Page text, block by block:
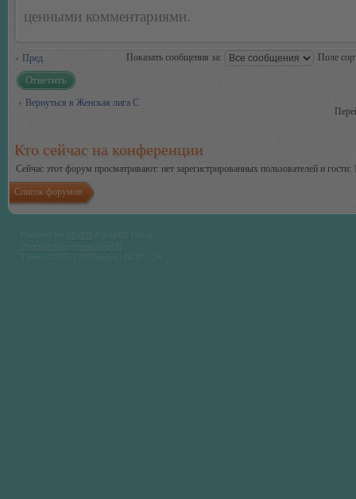
ценными комментариями.
Пред. Показать сообщения за: Поле
Ответить
Вернуться в Женская лига С
Кто сейчас на конференции
Сейчас этот форум просматривают: нет зарегистрированных пользователей и гости:
Список форумов
Time : 0.297s | 20 Queries | GZIP : On